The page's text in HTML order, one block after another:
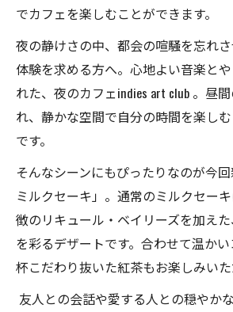
でカフェを楽しむことができます。
夜の静けさの中、都会の喧騒を忘れ
体験を求める方へ。心地よい音楽と
れた、夜のカフェindies art club 。昼
れ、静かな空間で自分の時間を楽し
です。
そんなシーンにもぴったりなのが今
ミルクセーキ」。通常のミルクセー
徴のリキュール・ベイリーズを加え
を彩るデザートです。合わせて温か
杯こだわり抜いた紅茶もお楽しみいた
友人との会話や愛する人との穏やか